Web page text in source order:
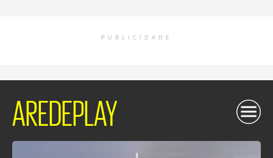
PUBLICIDADE
AREDEPLAY